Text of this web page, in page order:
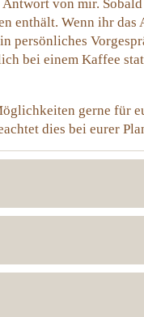
von mir.
enthält. Wenn ihr
persönliches
bei einem Kaffee
gerne für
dies bei eurer